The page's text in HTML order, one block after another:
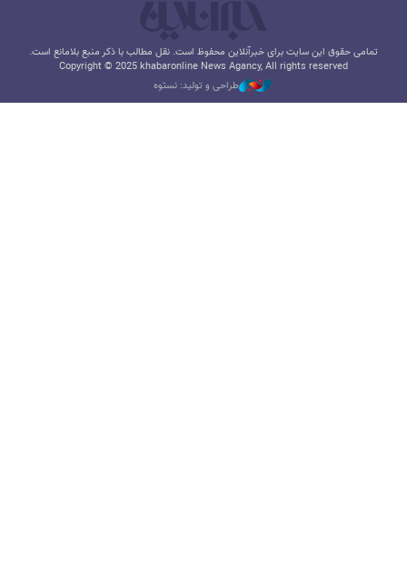
تمامی حقوق این سایت برای خبرآنلاین محفوظ است. نقل مطالب با ذکر منبع بلامانع است.
Copyright © 2025 khabaronline News Agancy, All rights reserved
طراحی و تولید: نستوه